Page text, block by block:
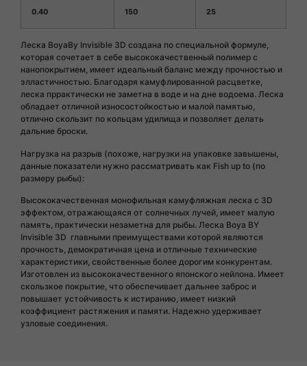
0.40 1 50 25
Леска BoyaBy Invisible 3D создана по специальной формуле,
которая сочетает в себе высококачественный полимер с
нанопокрытием, имеет идеальный баланс между прочностью и
элластичностью. Благодаря камуфлированной расцветке,
леска пррактически не заметна в воде и на дне водоема. Леска
обладает отличной износостойкостью и малой памятью,
отлично скользит по кольцам удилища и позволяет делать
дальние броски.
Нагрузка на разрыв (похоже, нагрузки на упаковке завышены,
данные показатели нужно рассматривать как Fish up to (по
размеру рыбы):
Высококачественная монофильная камуфляжная леска с 3D
эффектом, отражающаяся от солнечных лучей, имеет малую
память, практически незаметна для рыбы. Леска Boya BY
Invisible 3D главными преимуществами которой являются
прочность, демократичная цена и отличные технические
характеристики, свойственные более дорогим конкурентам.
Изготовлен из высококачественного японского нейлона. Имеет
скользкое покрытие, что обеспечивает дальнее заброс и
повышает устойчивость к истиранию, имеет низкий
коэффициент растяжения и памяти. Надежно удерживает
узловые соединения.